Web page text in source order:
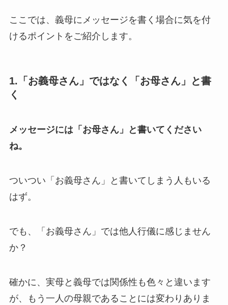
ここでは、義母にメッセージを書く場合に気を付
けるポイントをご紹介します。
1.「お義母さん」ではなく「お母さん」と書
く
メッセージには「お母さん」と書いてください
ね。
ついつい「お義母さん」と書いてしまう人もいる
はず。
でも、「お義母さん」では他人行儀に感じません
か？
確かに、実母と義母では関係性も色々と違います
が、もう一人の母親であることには変わりありま